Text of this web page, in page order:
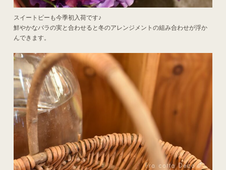
スイートピーも今季初入荷です♪
鮮やかなバラの実と合わせると冬のアレンジメントの組み合わせが浮か
んできます。